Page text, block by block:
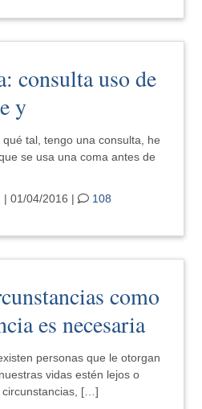
consulta uso de
y
tal, tengo una consulta, he
se usa una coma antes de
| 01/04/2016 |
108
como
es necesaria
personas que le otorgan
vidas estén lejos o
circunstancias, […]